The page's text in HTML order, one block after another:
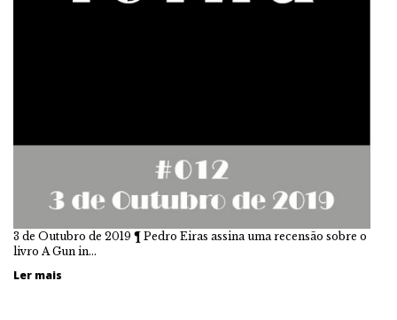
3 de Outubro de 2019 ¶ Pedro Eiras assina uma recensão sobre o
livro A Gun in…
Ler mais